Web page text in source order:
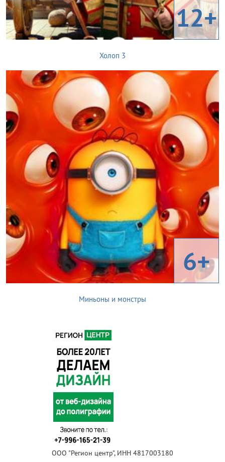
12+
Холоп 3
6+
Миньоны и монстры
ООО "Регион центр", ИНН 4817003180